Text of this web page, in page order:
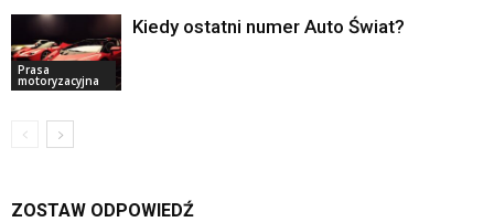
Prasa
motoryzacyjna
Kiedy ostatni numer Auto Świat?
ZOSTAW ODPOWIEDŹ